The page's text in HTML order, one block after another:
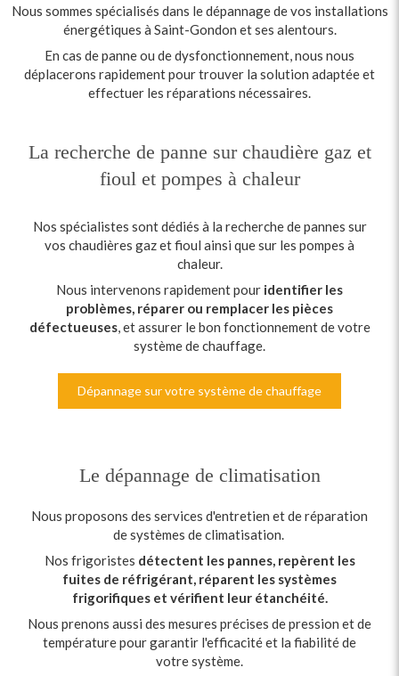
Nous sommes spécialisés dans le dépannage de vos installations
énergétiques à Saint-Gondon et ses alentours.
En cas de panne ou de dysfonctionnement, nous nous
déplacerons rapidement pour trouver la solution adaptée et
effectuer les réparations nécessaires.
La recherche de panne sur chaudière gaz et
fioul et pompes à chaleur
Nos spécialistes sont dédiés à la recherche de pannes sur
vos chaudières gaz et fioul ainsi que sur les pompes à
chaleur.
Nous intervenons rapidement pour identifier les
problèmes, réparer ou remplacer les pièces
défectueuses, et assurer le bon fonctionnement de votre
système de chauffage.
Dépannage sur votre système de chauffage
Le dépannage de climatisation
Nous proposons des services d'entretien et de réparation
de systèmes de climatisation.
Nos frigoristes détectent les pannes, repèrent les
fuites de réfrigérant, réparent les systèmes
frigorifiques et vérifient leur étanchéité.
Nous prenons aussi des mesures précises de pression et de
température pour garantir l'efficacité et la fiabilité de
votre système.